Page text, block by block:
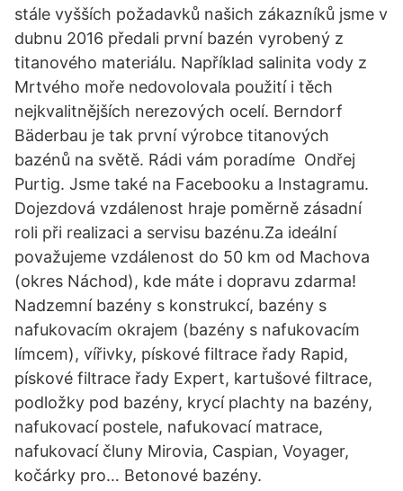
stále vyšších požadavků našich zákazníků jsme v
dubnu 2016 předali první bazén vyrobený z
titanového materiálu. Například salinita vody z
Mrtvého moře nedovolovala použití i těch
nejkvalitnějších nerezových ocelí. Berndorf
Bäderbau je tak první výrobce titanových
bazénů na světě. Rádi vám poradíme ‌ Ondřej
Purtig. Jsme také na Facebooku a Instagramu.
Dojezdová vzdálenost hraje poměrně zásadní
roli při realizaci a servisu bazénu.Za ideální
považujeme vzdálenost do 50 km od Machova
(okres Náchod), kde máte i dopravu zdarma!
Nadzemní bazény s konstrukcí, bazény s
nafukovacím okrajem (bazény s nafukovacím
límcem), vířivky, pískové filtrace řady Rapid,
pískové filtrace řady Expert, kartušové filtrace,
podložky pod bazény, krycí plachty na bazény,
nafukovací postele, nafukovací matrace,
nafukovací čluny Mirovia, Caspian, Voyager,
kočárky pro… Betonové bazény.